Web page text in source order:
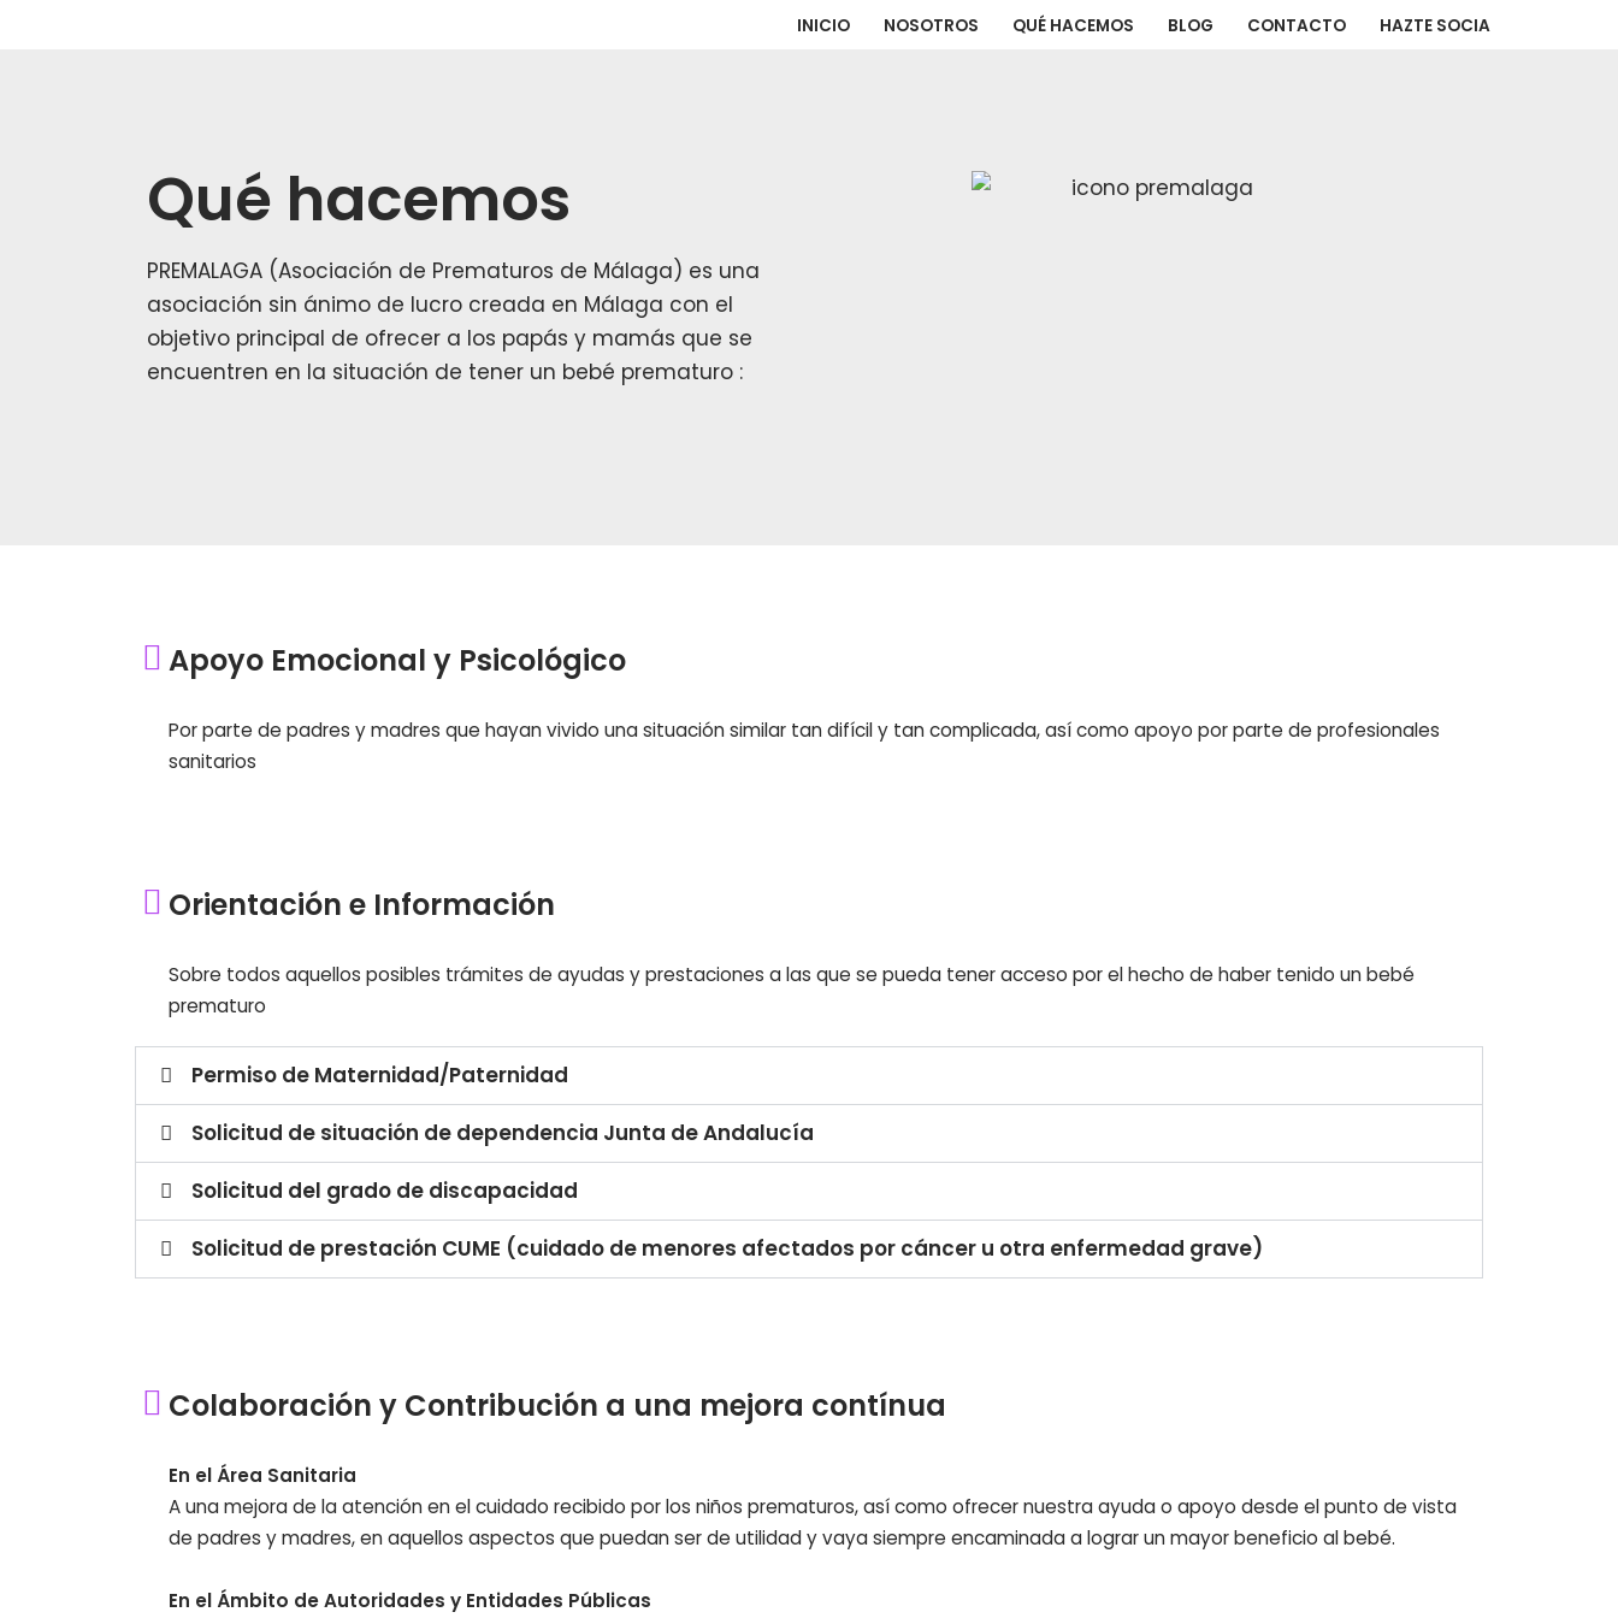
INICIO NOSOTROS QUÉ HACEMOS BLOG CONTACTO HAZTE SOCIA
Qué hacemos
PREMALAGA (Asociación de Prematuros de Málaga) es una
asociación sin ánimo de lucro creada en Málaga con el
objetivo principal de ofrecer a los papás y mamás que se
encuentren en la situación de tener un bebé prematuro :
Apoyo Emocional y Psicológico
Por parte de padres y madres que hayan vivido una situación similar tan difícil y tan complicada, así como apoyo por parte de profesionales
sanitarios
Orientación e Información
Sobre todos aquellos posibles trámites de ayudas y prestaciones a las que se pueda tener acceso por el hecho de haber tenido un bebé
prematuro
Permiso de Maternidad/Paternidad
Solicitud de situación de dependencia Junta de Andalucía
Solicitud del grado de discapacidad
Solicitud de prestación CUME (cuidado de menores afectados por cáncer u otra enfermedad grave)
Colaboración y Contribución a una mejora contínua
En el Área Sanitaria
A una mejora de la atención en el cuidado recibido por los niños prematuros, así como ofrecer nuestra ayuda o apoyo desde el punto de vista
de padres y madres, en aquellos aspectos que puedan ser de utilidad y vaya siempre encaminada a lograr un mayor beneficio al bebé.
En el Ámbito de Autoridades y Entidades Públicas